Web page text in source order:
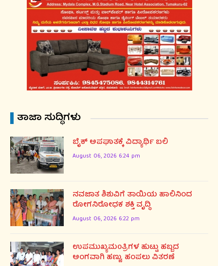
ತಾಜಾ ಸುದ್ಧಿಗಳು
ಬೈಕ್ ಅಪಘಾತಕ್ಕೆ ವಿದ್ಯಾರ್ಥಿ ಬಲಿ
August 06, 2026 6:24 pm
ನವಜಾತ ಶಿಶುವಿಗೆ ತಾಯಿಯ ಹಾಲಿನಿಂದ
ರೋಗನಿರೋಧಕ ಶಕ್ತಿ ವೃದ್ಧಿ
August 06, 2026 6:22 pm
ಉಪಮುಖ್ಯಮ0ತ್ರಿಗಳ ಹುಟ್ಟು ಹಬ್ಬದ
ಅಂಗವಾಗಿ ಹಣ್ಣು, ಹಂಪಲು ವಿತರಣೆ